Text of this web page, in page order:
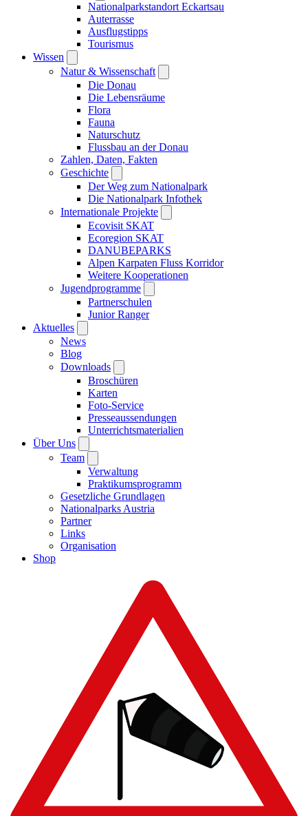
Nationalparkstandort Eckartsau
Auterrasse
Ausflugstipps
Tourismus
Wissen
Natur & Wissenschaft
Die Donau
Die Lebensräume
Flora
Fauna
Naturschutz
Flussbau an der Donau
Zahlen, Daten, Fakten
Geschichte
Der Weg zum Nationalpark
Die Nationalpark Infothek
Internationale Projekte
Ecovisit SKAT
Ecoregion SKAT
DANUBEPARKS
Alpen Karpaten Fluss Korridor
Weitere Kooperationen
Jugendprogramme
Partnerschulen
Junior Ranger
Aktuelles
News
Blog
Downloads
Broschüren
Karten
Foto-Service
Presseaussendungen
Unterrichtsmaterialien
Über Uns
Team
Verwaltung
Praktikumsprogramm
Gesetzliche Grundlagen
Nationalparks Austria
Partner
Links
Organisation
Shop